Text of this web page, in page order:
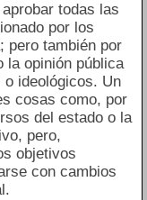
todas las
por los
pero también por
la opinión pública
ideológicos. Un
cosas como, por
del estado o la
pero,
objetivos
con cambios